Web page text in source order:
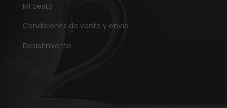
Mi cesta
Condiciones de venta y envío
Desistimiento